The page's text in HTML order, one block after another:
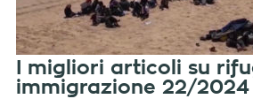
I migliori articoli su
immigrazione 22/2024